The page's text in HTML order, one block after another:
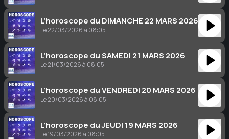
L’horoscope du DIMANCHE 22 MARS 2026
Le 22/03/2026 à 08:05
L’horoscope du SAMEDI 21 MARS 2026
Le 21/03/2026 à 08:05
L’horoscope du VENDREDI 20 MARS 2026
Le 20/03/2026 à 08:05
L’horoscope du JEUDI 19 MARS 2026
Le 19/03/2026 à 08:05